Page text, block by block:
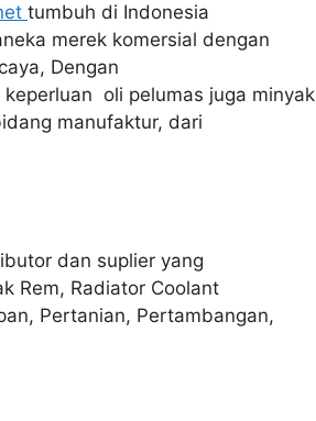
tumbuh di Indonesia
merek komersial dengan
Dengan
oli pelumas juga minyak
manufaktur, dari
dan suplier yang
Rem, Radiator Coolant
Pertanian, Pertambangan,